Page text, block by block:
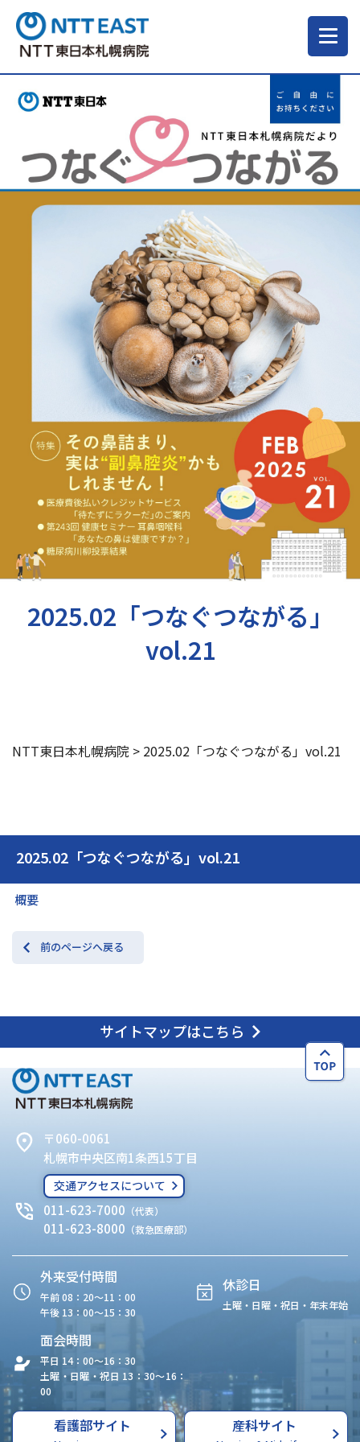
当院について
ご来院される方へ
診療科・部門
医療・介護関係の方
交通アクセス お問い合わせ
2025.02「つなぐつながる」vol.21
概要
前のページへ戻る
2025.02「つなぐつながる」
vol.21
NTT東日本札幌病院 > 2025.02「つなぐつながる」vol.21
サイトマップはこちら
〒060-0061
札幌市中央区南1条西15丁目
交通アクセスについて
011-623-7000 （代表）
011-623-8000 （救急医療部）
外来受付時間
午前 08：20〜11：00
午後 13：00〜15：30
休診日
土曜・日曜・祝日・年末年始
面会時間
平日 14：00〜16：30
土曜・日曜・祝日 13：30〜16：
00
看護部サイト 産科サイト